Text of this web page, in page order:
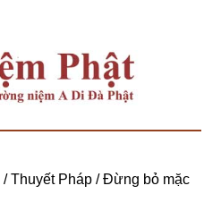
/ Thuyết Pháp /Đừng bỏ mặc